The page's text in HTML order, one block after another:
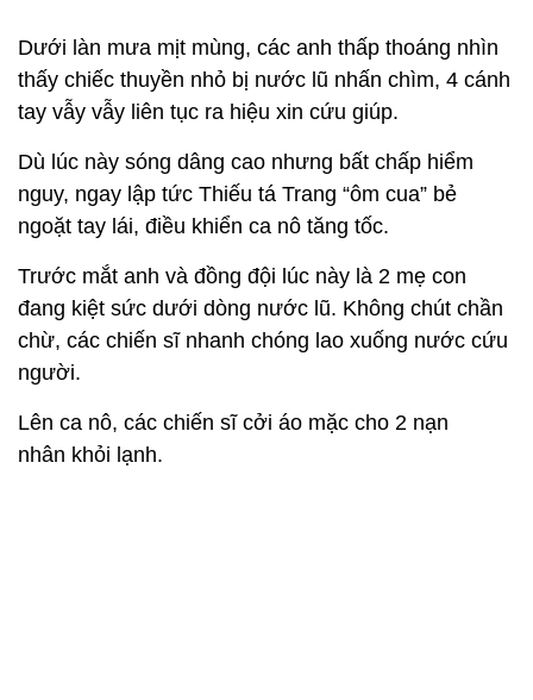
Dưới làn mưa mịt mùng, các anh thấp thoáng nhìn
thấy chiếc thuyền nhỏ bị nước lũ nhấn chìm, 4 cánh
tay vẫy vẫy liên tục ra hiệu xin cứu giúp.
Dù lúc này sóng dâng cao nhưng bất chấp hiểm
nguy, ngay lập tức Thiếu tá Trang “ôm cua” bẻ
ngoặt tay lái, điều khiển ca nô tăng tốc.
Trước mắt anh và đồng đội lúc này là 2 mẹ con
đang kiệt sức dưới dòng nước lũ. Không chút chần
chừ, các chiến sĩ nhanh chóng lao xuống nước cứu
người.
Lên ca nô, các chiến sĩ cởi áo mặc cho 2 nạn
nhân khỏi lạnh.